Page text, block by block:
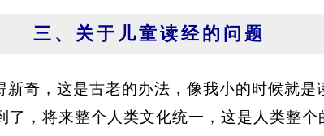
三、关于儿童读经的问题
奇，这是古老的办法，像我小的时候就
，将来整个人类文化统一，这是人类整